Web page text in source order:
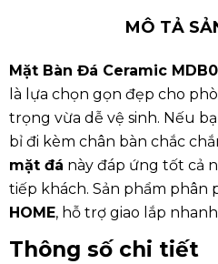
MÔ TẢ
Mặt Bàn Đá Ceramic
là lựa chọn gọn đẹp cho
trọng vừa dễ vệ sinh. Nếu
bỉ đi kèm chân bàn chắc
mặt đá này đáp ứng tốt cả
tiếp khách. Sản phẩm phân
HOME, hỗ trợ giao lắp
Thông số chi tiết